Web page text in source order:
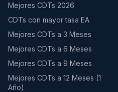
Mejores CDTs 2026
CDTs con mayor tasa EA
Mejores CDTs a 3 Meses
Mejores CDTs a 6 Meses
Mejores CDTs a 9 Meses
Mejores CDTs a 12 Meses (1
Año)